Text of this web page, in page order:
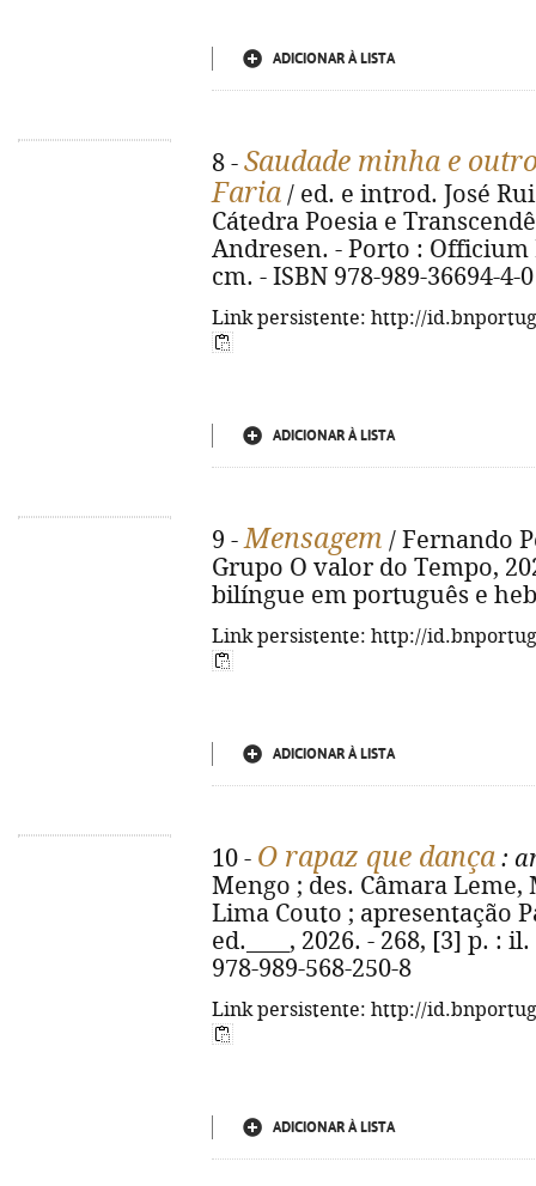
ADICIONAR À LISTA
8 - Saudade minha e
Faria / ed. e introd. José
Cátedra Poesia e
Andresen. - Porto : Officium
cm. - ISBN 978-989-36694-4-0
Link persistente: http://
ADICIONAR À LISTA
9 -Mensagem / Fernando
Grupo O valor do Tempo,
bilíngue em português e
Link persistente: http://
ADICIONAR À LISTA
10 - O rapaz que dança :
Mengo ; des. Câmara
Lima Couto ; apresentação
ed.____, 2026. - 268, [3] p. :
978-989-568-250-8
Link persistente: http://
ADICIONAR À LISTA